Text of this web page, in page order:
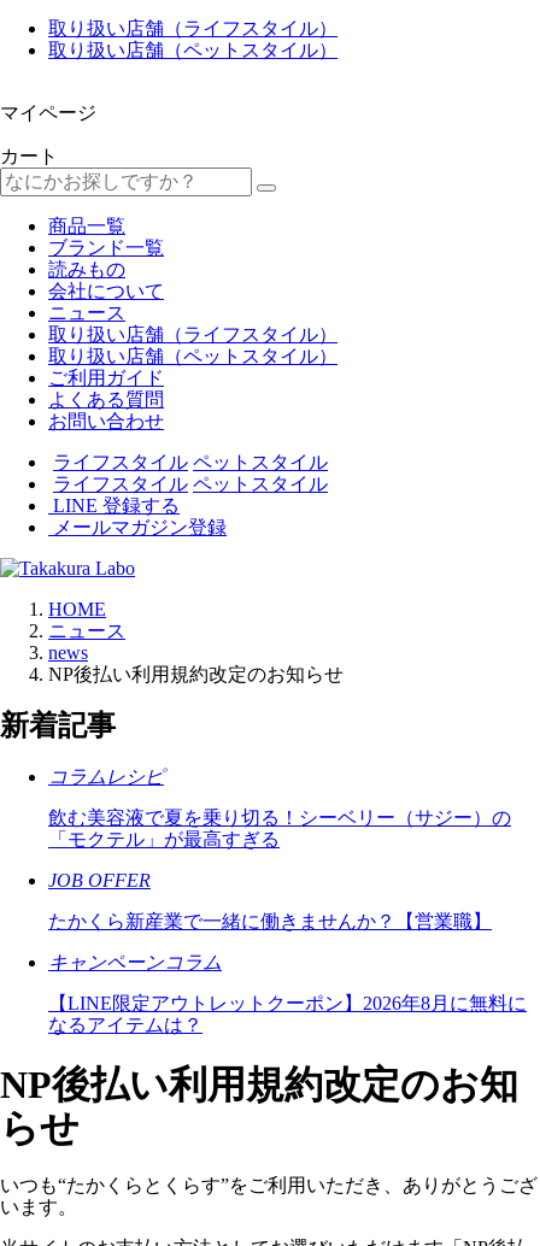
取り扱い店舗（ライフスタイル）
取り扱い店舗（ペットスタイル）
マイページ
カート
商品一覧
ブランド一覧
読みもの
会社について
ニュース
取り扱い店舗（ライフスタイル）
取り扱い店舗（ペットスタイル）
ご利用ガイド
よくある質問
お問い合わせ
ライフスタイル ペットスタイル
ライフスタイル ペットスタイル
LINE 登録する
メールマガジン登録
HOME
ニュース
news
NP後払い利用規約改定のお知らせ
新着記事
コラムレシピ
飲む美容液で夏を乗り切る！シーベリー（サジー）の
「モクテル」が最高すぎる
JOB OFFER
たかくら新産業で一緒に働きませんか？【営業職】
キャンペーンコラム
【LINE限定アウトレットクーポン】2026年8月に無料に
なるアイテムは？
NP後払い利用規約改定のお知
らせ
いつも“たかくらとくらす”をご利用いただき、ありがとうござ
います。